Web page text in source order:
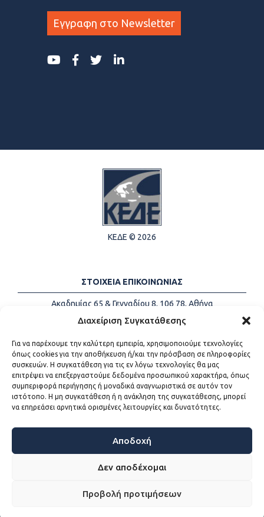
Διαχείριση Συγκατάθεσης
Για να παρέχουμε την καλύτερη εμπειρία, χρησιμοποιούμε τεχνολογίες
όπως cookies για την αποθήκευση ή/και την πρόσβαση σε πληροφορίες
συσκευών. Η συγκατάθεση για τις εν λόγω τεχνολογίες θα μας
επιτρέψει να επεξεργαστούμε δεδομένα προσωπικού χαρακτήρα, όπως
συμπεριφορά περιήγησης ή μοναδικά αναγνωριστικά σε αυτόν τον
ιστότοπο. Η μη συγκατάθεση ή η ανάκληση της συγκατάθεσης, μπορεί
να επηρεάσει αρνητικά ορισμένες λειτουργίες και δυνατότητες.
Αποδοχή
Δεν αποδέχομαι
Προβολή προτιμήσεων
Εγγραφη στο Newsletter
ΚΕΔΕ © 2026
ΣΤΟΙΧΕΙΑ ΕΠΙΚΟΙΝΩΝΙΑΣ
Ακαδημίας 65 & Γενναδίου 8, 106 78, Αθήνα
Τηλέφωνα:
+30 213-2147500
Email:
info@kede.gr
ΧΡΗΣΙΜΟΙ ΣΥΝΔΕΣΜΟΙ
Η ΚΕΔΕ
Sitemap
Προσβασιμότητα
Όροι χρήσης
WEB DEVELOPMENT BY ΕΓΚΡΙΤΟΣ GROUP - ΣΥΝΕΡΓΑΣΙΑ Α.Ε.